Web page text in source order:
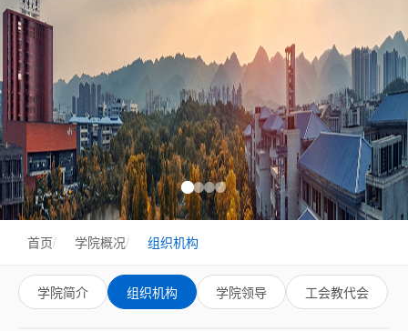
首页/ 学院概况/ 组织机构
学院简介 组织机构 学院领导 工会教代会